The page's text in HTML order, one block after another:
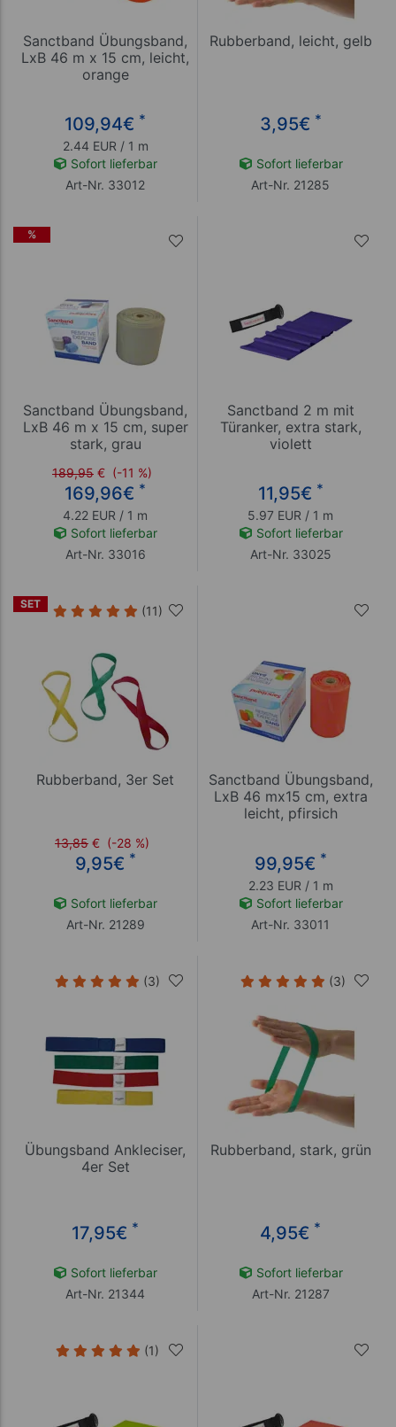
Sanctband Übungsband,
LxB 46 m x 15 cm, leicht,
orange
109,94€ *
2.44 EUR / 1 m
Sofort lieferbar
Art-Nr. 33012
Rubberband, leicht, gelb
3,95€ *
Sofort lieferbar
Art-Nr. 21285
%
Sanctband Übungsband,
LxB 46 m x 15 cm, super
stark, grau
189,95 € (-11 %)
169,96€ *
4.22 EUR / 1 m
Sofort lieferbar
Art-Nr. 33016
Sanctband 2 m mit
Türanker, extra stark,
violett
11,95€ *
5.97 EUR / 1 m
Sofort lieferbar
Art-Nr. 33025
SET (11)
Rubberband, 3er Set
13,85 € (-28 %)
9,95€ *
Sofort lieferbar
Art-Nr. 21289
Sanctband Übungsband,
LxB 46 mx15 cm, extra
leicht, pfirsich
99,95€ *
2.23 EUR / 1 m
Sofort lieferbar
Art-Nr. 33011
(3)
Übungsband Ankleciser,
4er Set
17,95€ *
Sofort lieferbar
Art-Nr. 21344
(3)
Rubberband, stark, grün
4,95€ *
Sofort lieferbar
Art-Nr. 21287
(1)